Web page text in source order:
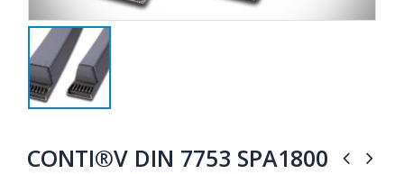
CONTI®V DIN 7753 SPA1800